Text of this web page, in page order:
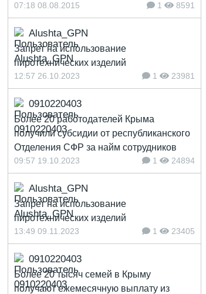
07:18 08.08.2015 1 8591
Alushta_GPN
Запрет на использование
пиротехнических изделий
12:57 26.10.2023 1 23981
0910220403
Более 20 работодателей Крыма
получили субсидии от республиканского
Отделения СФР за найм сотрудников
09:57 19.10.2023 1 24894
Alushta_GPN
Запрет на использование
пиротехнических изделий
13:49 09.11.2023 1 23405
0910220403
Более 20 тысяч семей в Крыму
получают ежемесячную выплату из